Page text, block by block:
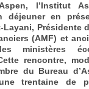
l’Institut
déjeuner en
Layani, Présidente
(AMF) et
ministères
rencontre,
du Bureau
trentaine de